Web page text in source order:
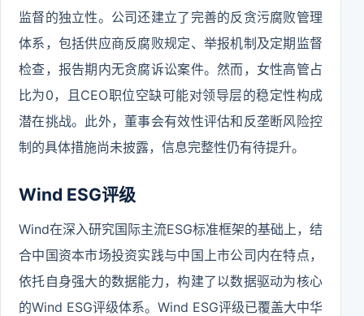
监督的独立性。公司还建立了完善的反贪污腐败管理
体系，包括供应商反腐败规定、举报机制及定期监督
检查，报告期内无贪腐诉讼案件。然而，女性高管占
比为0，且CEO职位空缺可能对领导层的稳定性构成
潜在挑战。此外，董事会有效性评估和反垄断风险控
制的具体措施尚未披露，信息完整性仍有待提升。
Wind ESG评级
Wind在深入研究国际主流ESG标准框架的基础上，结
合中国资本市场投资实践与中国上市公司内在特点，
依托自身强大的数据能力，构建了以数据驱动为核心
的Wind ESG评级体系。Wind ESG评级已覆盖大中华